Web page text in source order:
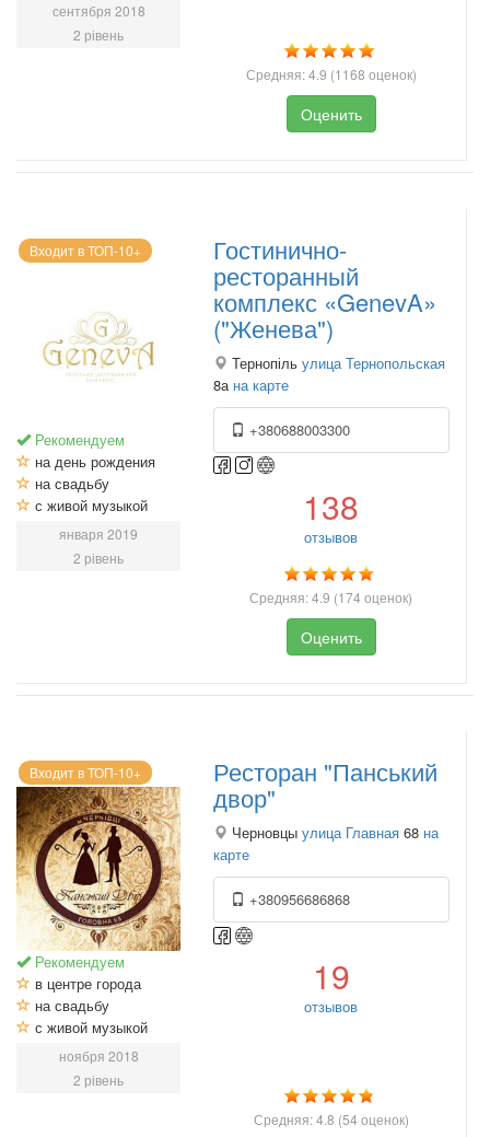
сентября 2018
2 рівень
Средняя:4.9 (1168 оценок)
Оценить
Входит в ТОП-10+
Рекомендуем
на день рождения
на свадьбу
с живой музыкой
января 2019
2 рівень
Гостинично-
ресторанный
комплекс «GenevA»
("Женева")
Тернопіль улица Тернопольская
8а на карте
+380688003300
138
отзывов
Средняя:4.9 (174 оценок)
Оценить
Входит в ТОП-10+
Рекомендуем
в центре города
на свадьбу
с живой музыкой
ноября 2018
2 рівень
Ресторан "Панський
двор"
Черновцы улица Главная 68 на
карте
+380956686868
19
отзывов
Средняя:4.8 (54 оценок)